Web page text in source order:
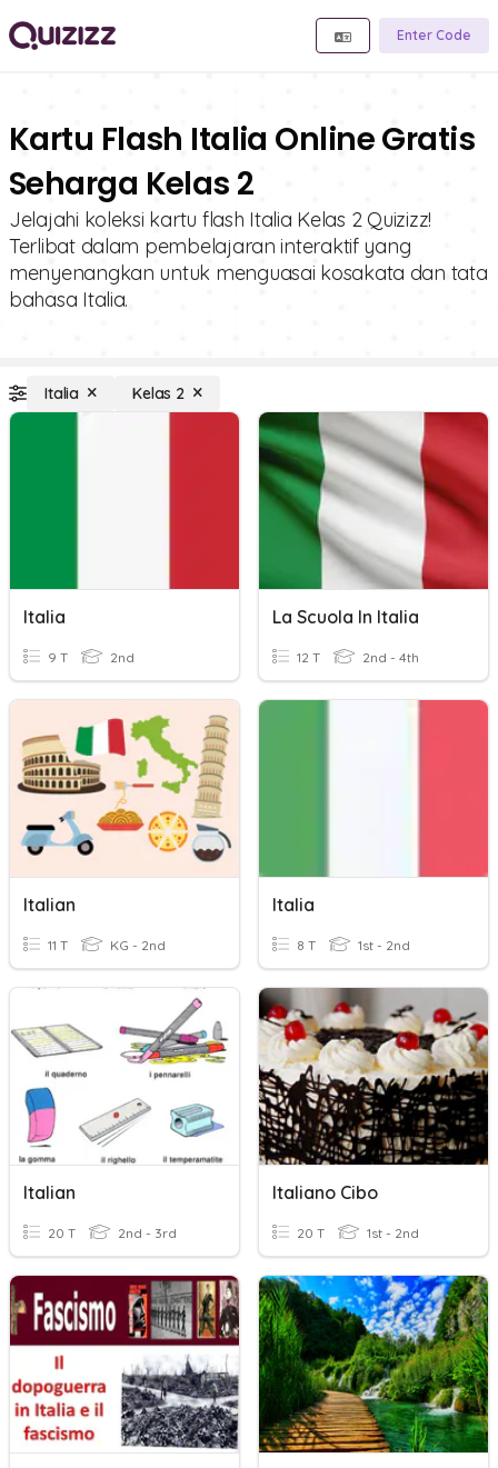
Enter Code
Kartu Flash Italia Online Gratis
Seharga Kelas 2
Jelajahi koleksi kartu flash Italia Kelas 2 Quizizz!
Terlibat dalam pembelajaran interaktif yang
menyenangkan untuk menguasai kosakata dan tata
bahasa Italia.
Italia Kelas 2
Italia
9 T 2nd
La Scuola In Italia
12 T 2nd - 4th
Italian
11 T KG - 2nd
Italia
8 T 1st - 2nd
Italian
20 T 2nd - 3rd
Italiano Cibo
20 T 1st - 2nd